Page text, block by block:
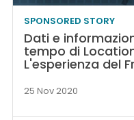
SPONSORED STORY
Dati e
tempo di
L'esperienza del
25 Nov 2020